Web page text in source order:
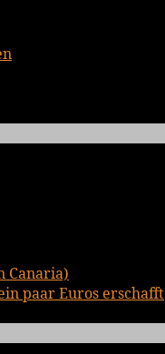
Canaria)
paar Euros erschafft